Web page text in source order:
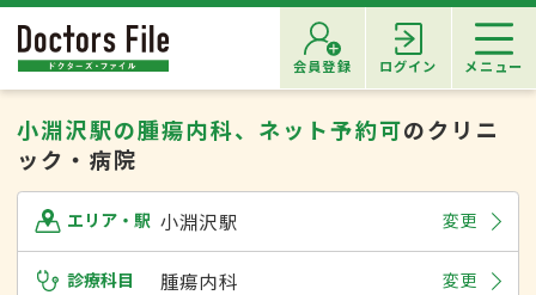
会員登録 ログイン メニュー
小淵沢駅の腫瘍内科、ネット予約可のクリニ
ック・病院
エリア・駅 小淵沢駅 変更
診療科目 腫瘍内科 変更